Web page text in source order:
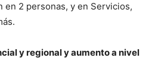
en 2 personas, y en Servicios,
y regional y aumento a nivel